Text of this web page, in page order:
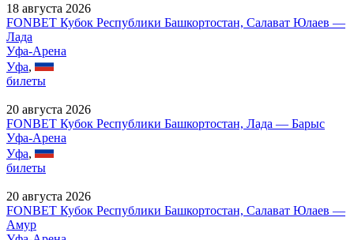
18 августа 2026
FONBET Кубок Республики Башкортостан, Салават Юлаев —
Лада
Уфа-Арена
Уфа,
билеты
20 августа 2026
FONBET Кубок Республики Башкортостан, Лада — Барыс
Уфа-Арена
Уфа,
билеты
20 августа 2026
FONBET Кубок Республики Башкортостан, Салават Юлаев —
Амур